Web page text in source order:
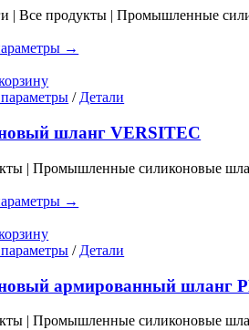
вариаций.
Опции
выбрать
странице
товара.
| Все продукты | Промышленные
→
Этот
имеет
несколько
Опции
выбрать
странице
товара.
/ Детали
шланг VERSITEC
| Промышленные силиконовые
→
Этот
имеет
несколько
вариаций.
/ Детали
армированный шланг
| Промышленные силиконовые